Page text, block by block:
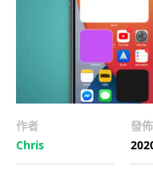
作者
Chris
發